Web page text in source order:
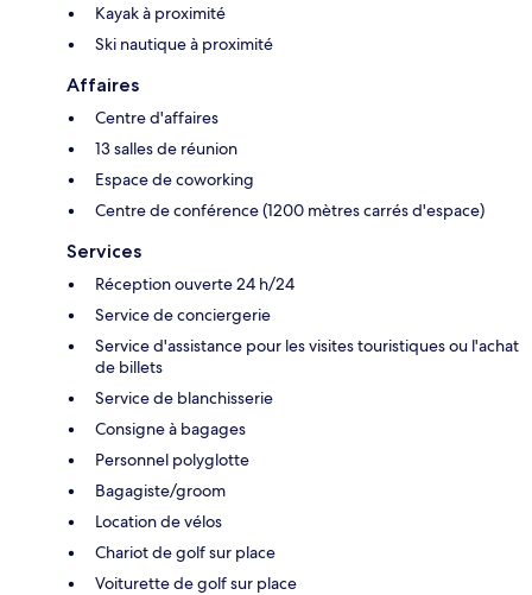
Kayak à proximité
Ski nautique à proximité
Affaires
Centre d'affaires
13 salles de réunion
Espace de coworking
Centre de conférence (1200 mètres carrés d'espace)
Services
Réception ouverte 24 h/24
Service de conciergerie
Service d'assistance pour les visites touristiques ou l'achat
de billets
Service de blanchisserie
Consigne à bagages
Personnel polyglotte
Bagagiste/groom
Location de vélos
Chariot de golf sur place
Voiturette de golf sur place